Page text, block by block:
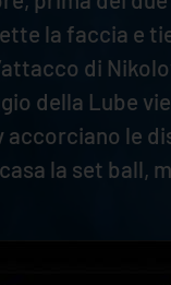
la faccia e
di
della Lube
accorciano le
la set